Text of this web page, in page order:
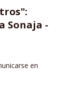
Sonaja -
en